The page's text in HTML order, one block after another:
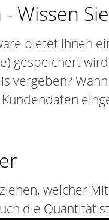
Wissen
bietet Ihnen
gespeichert
vergeben?
welcher
die Quantität